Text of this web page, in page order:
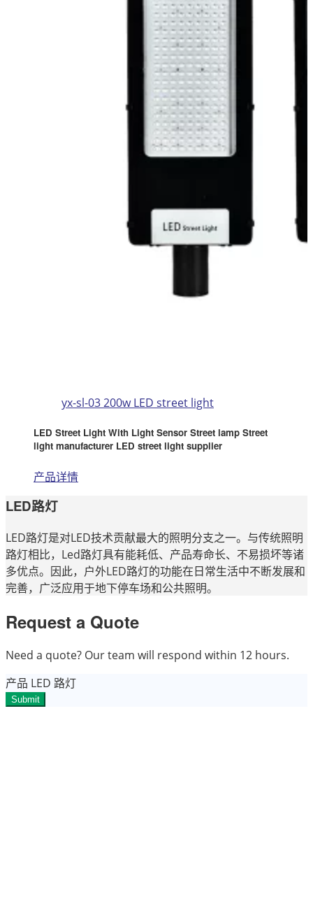
yx-sl-03 200w LED street light
LED Street Light With Light Sensor Street lamp Street
light manufacturer LED street light supplier
产品详情
LED路灯
LED路灯是对LED技术贡献最大的照明分支之一。与传统照明
路灯相比，Led路灯具有能耗低、产品寿命长、不易损坏等诸
多优点。因此，户外LED路灯的功能在日常生活中不断发展和
完善，广泛应用于地下停车场和公共照明。
Request a Quote
Need a quote? Our team will respond within 12 hours.
产品 LED 路灯
Submit